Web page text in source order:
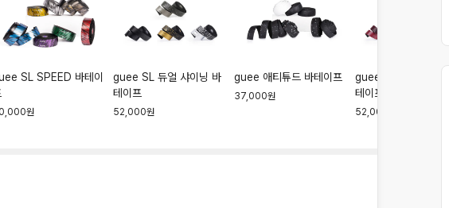
SL SPEED 바테이
원
guee SL 듀얼 샤이닝 바
테이프
52,000원
guee 애티튜드 바테이프
37,000원
guee SL 듀얼 메탈릭
테이프
52,000원